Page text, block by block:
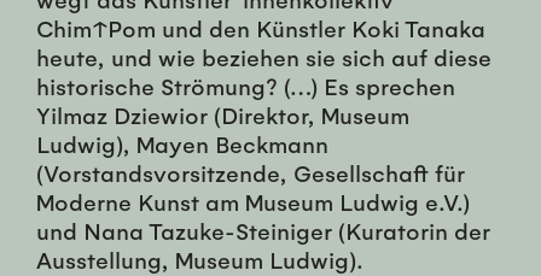
Chim↑Pom und den Kün­stler Ko­ki Ta­na­ka
heute, und wie bezie­hen sie sich auf diese
his­torische Strö­mung? (…) Es sprechen
Yilmaz Dziewior (Direktor, Museum
Ludwig), Mayen Beckmann
(Vorstandsvorsitzende, Gesellschaft für
Moderne Kunst am Museum Ludwig e.V.)
und Nana Tazuke-Steiniger (Kuratorin der
Ausstellung, Museum Ludwig).